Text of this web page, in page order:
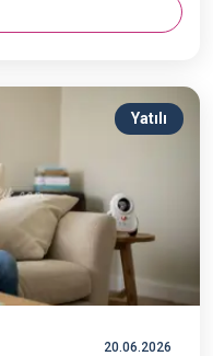
Yatılı
20.06.2026